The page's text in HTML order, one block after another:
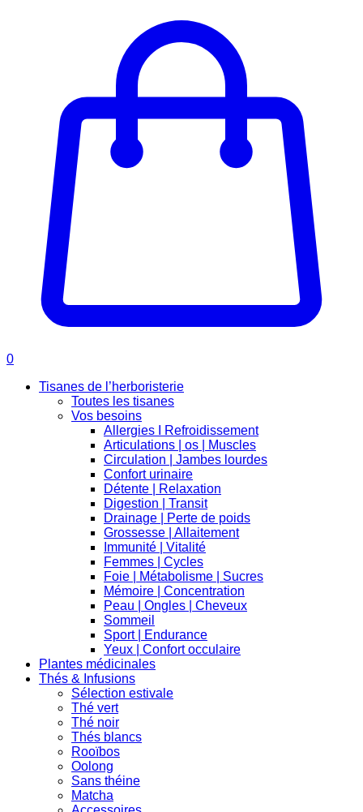
0
Tisanes de l’herboristerie
Toutes les tisanes
Vos besoins
Allergies I Refroidissement
Articulations | os | Muscles
Circulation | Jambes lourdes
Confort urinaire
Détente | Relaxation
Digestion | Transit
Drainage | Perte de poids
Grossesse | Allaitement
Immunité | Vitalité
Femmes | Cycles
Foie | Métabolisme | Sucres
Mémoire | Concentration
Peau | Ongles | Cheveux
Sommeil
Sport | Endurance
Yeux | Confort occulaire
Plantes médicinales
Thés & Infusions
Sélection estivale
Thé vert
Thé noir
Thés blancs
Rooïbos
Oolong
Sans théine
Matcha